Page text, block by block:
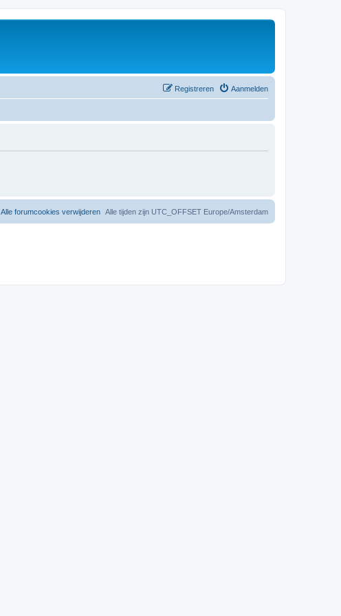
Aanmelden
Registreren
Alle tijden zijn UTC_OFFSET Europe/Amsterdam
Alle forumcookies verwijderen